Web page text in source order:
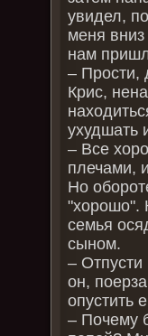
увидел,
меня
нам
– Прости,
Крис,
ухудшать
– Все
плечами,
Но
"хорошо".
семья
сыном.
–
он,
опустить
– Почему